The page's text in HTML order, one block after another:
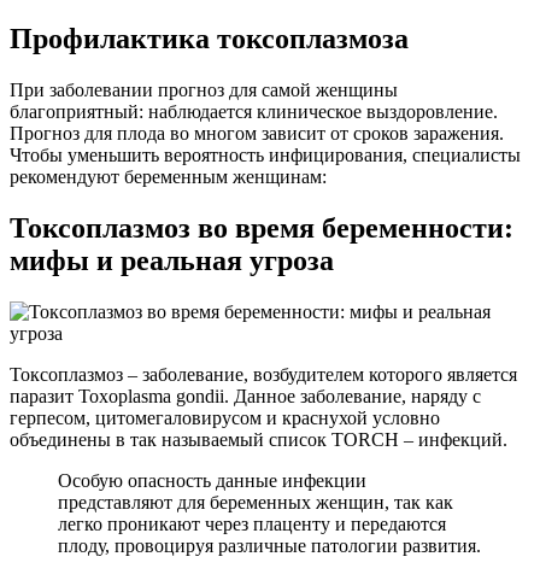
Профилактика токсоплазмоза
При заболевании прогноз для самой женщины
благоприятный: наблюдается клиническое выздоровление.
Прогноз для плода во многом зависит от сроков заражения.
Чтобы уменьшить вероятность инфицирования, специалисты
рекомендуют беременным женщинам:
Токсоплазмоз во время беременности:
мифы и реальная угроза
Токсоплазмоз – заболевание, возбудителем которого является
паразит Toxoplasma gondii. Данное заболевание, наряду с
герпесом, цитомегаловирусом и краснухой условно
объединены в так называемый список TORCH – инфекций.
Особую опасность данные инфекции
представляют для беременных женщин, так как
легко проникают через плаценту и передаются
плоду, провоцируя различные патологии развития.